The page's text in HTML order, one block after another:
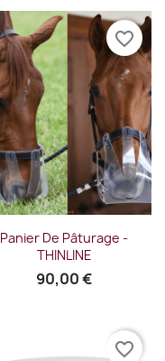
Panier De Pâturage -
THINLINE
90,00 €
favorite_border
favorite_border